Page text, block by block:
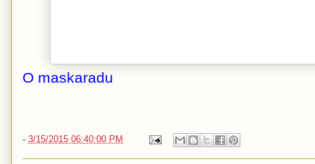
O maskaradu
- 3/15/2015 06:40:00 PM